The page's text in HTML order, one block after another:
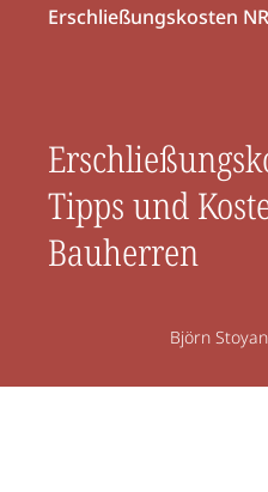
Erschließungskosten
Tipps und
Bauherren
Björn Stoyan